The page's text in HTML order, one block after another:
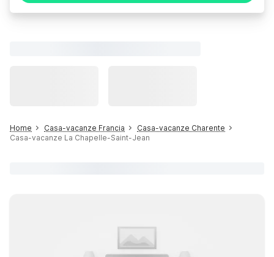
Home Casa-vacanze Francia
Casa-vacanze Charente
Casa-vacanze La Chapelle-Saint-Jean